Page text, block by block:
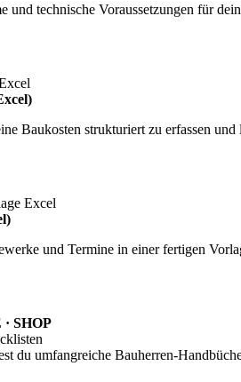
und technische Voraussetzungen für
Baukosten strukturiert zu erfassen und
und Termine in einer fertigen
SHOP
du umfangreiche Bauherren-